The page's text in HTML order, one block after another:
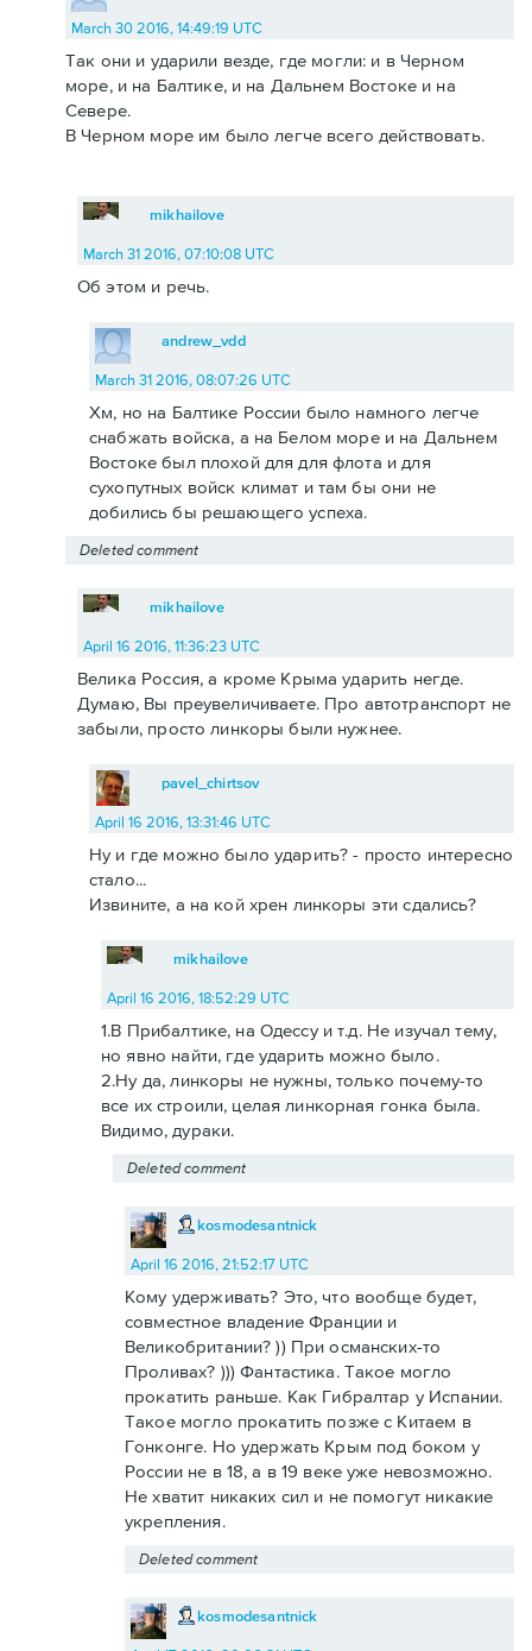
March 30 2016, 14:49:19 UTC
Так они и ударили везде, где могли: и в Черном
море, и на Балтике, и на Дальнем Востоке и на
Севере.
В Черном море им было легче всего действовать.
mikhailove
March 31 2016, 07:10:08 UTC
Об этом и речь.
andrew_vdd
March 31 2016, 08:07:26 UTC
Хм, но на Балтике России было намного легче
снабжать войска, а на Белом море и на Дальнем
Востоке был плохой для для флота и для
сухопутных войск климат и там бы они не
добились бы решающего успеха.
Deleted comment
mikhailove
April 16 2016, 11:36:23 UTC
Велика Россия, а кроме Крыма ударить негде.
Думаю, Вы преувеличиваете. Про автотранспорт не
забыли, просто линкоры были нужнее.
pavel_chirtsov
April 16 2016, 13:31:46 UTC
Ну и где можно было ударить? - просто интересно
стало...
Извините, а на кой хрен линкоры эти сдались?
mikhailove
April 16 2016, 18:52:29 UTC
1.В Прибалтике, на Одессу и т.д. Не изучал тему,
но явно найти, где ударить можно было.
2.Ну да, линкоры не нужны, только почему-то
все их строили, целая линкорная гонка была.
Видимо, дураки.
Deleted comment
kosmodesantnick
April 16 2016, 21:52:17 UTC
Кому удерживать? Это, что вообще будет,
совместное владение Франции и
Великобритании? )) При османских-то
Проливах? ))) Фантастика. Такое могло
прокатить раньше. Как Гибралтар у Испании.
Такое могло прокатить позже с Китаем в
Гонконге. Но удержать Крым под боком у
России не в 18, а в 19 веке уже невозможно.
Не хватит никаких сил и не помогут никакие
укрепления.
Deleted comment
kosmodesantnick